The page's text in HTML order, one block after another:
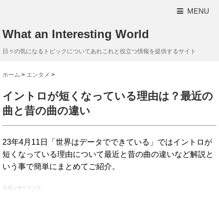
MENU
What an Interesting World
日々の気になるトピックについてあれこれと役立つ情報を提供するサイト
ホーム > エンタメ >
イントロが短くなっている理由は？最近の
曲と昔の曲の違い
23年4月11日「世界はデータでできている」ではイントロが
短くなっている理由について最近と昔の曲の違いなど解説と
いう事で簡単にまとめてご紹介。
スポンサーリンク